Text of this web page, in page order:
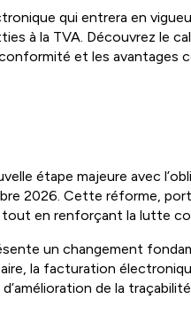
qui entrera en
à la TVA. Découvrez le
et les avantages
étape majeure avec
2026. Cette réforme,
en renforçant la lutte
un changement
la facturation
de la